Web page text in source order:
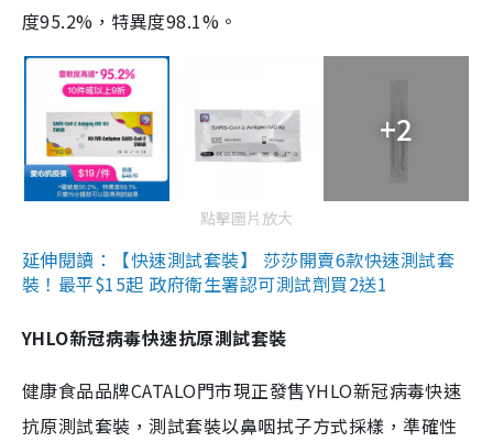
度95.2%，特異度98.1%。
+2
點擊圖片放大
延伸閱讀：【快速測試套裝】 莎莎開賣6款快速測試套
裝！最平$15起 政府衛生署認可測試劑買2送1
YHLO新冠病毒快速抗原測試套裝
健康食品品牌CATALO門市現正發售YHLO新冠病毒快速
抗原測試套裝，測試套裝以鼻咽拭子方式採樣，準確性